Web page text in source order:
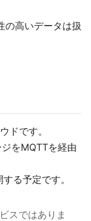
の高いデータは扱
ドです。
をMQTTを経由
る予定です。
スではありま